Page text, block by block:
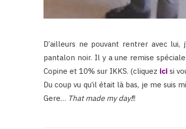
D’ailleurs ne pouvant rentrer avec lui,
pantalon noir. Il y a une remise
Copine et 10% sur IKKS. (cliquez ici si
Du coup vu qu’il était là bas, je me suis
Gere… That made my day!!!